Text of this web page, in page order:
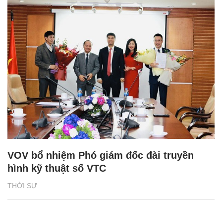
THỜI SỰ
VOV bổ nhiệm Phó giám đốc đài truyền
hình kỹ thuật số VTC